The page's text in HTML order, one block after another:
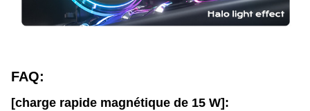
FAQ:
[charge rapide magnétique de 15 W]: